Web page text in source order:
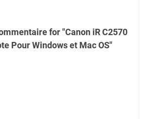
for "Canon iR C2570
Pour Windows et Mac OS"